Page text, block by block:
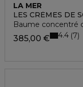
LA MER
LES CRÈMES DE
Baume concentré
385,00 € 4.4 7